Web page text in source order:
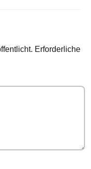
Erforderliche